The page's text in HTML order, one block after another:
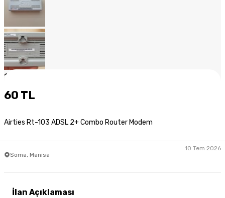
1
60 TL
Airties Rt-103 ADSL 2+ Combo Router Modem
Soma, Manisa
10 Tem 2026
İlan Açıklaması